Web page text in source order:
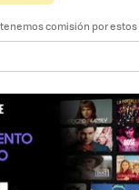
comisión por